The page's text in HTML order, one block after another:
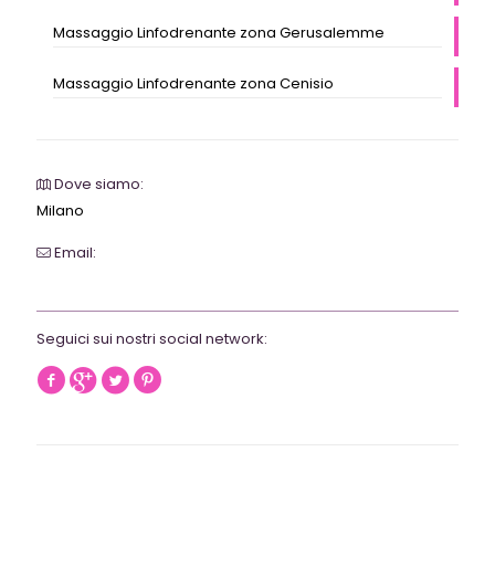
Massaggio Linfodrenante zona Gerusalemme
Massaggio Linfodrenante zona Cenisio
Dove siamo:
Milano
Email:
Seguici sui nostri social network: